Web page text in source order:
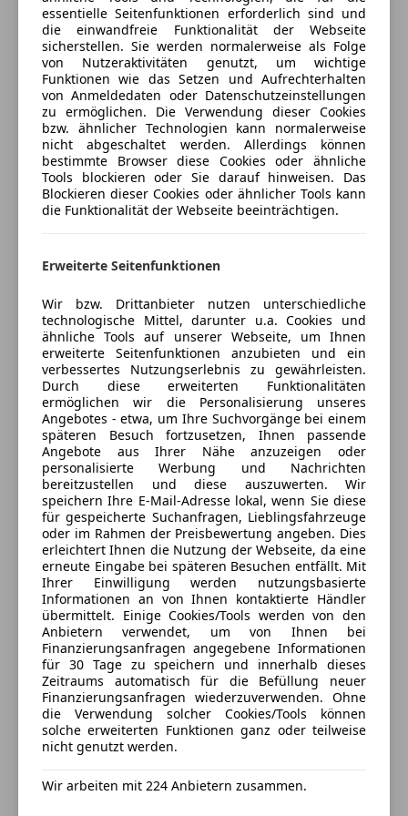
Notrufsystem
Reifendruckkontrollsystem
Seitenairbag
Tagfahrlicht
Totwinkel-Assistent
Traktionskontrolle
Zentralverriegelung
Zentralverriegelung mit Funkfernbedienung
Extras
Innenspiegel automatisch abblendend
Schiebetür
Sprachsteuerung
letzte Wartung bei 149.119km
Sie benötigen eine Unterboden Konservierung,
Alufelgen oder anderes Zubehör?
Gerne machen wir Ihnen ein Angebot.
AUSSTATTUNG:
• Anhängerkupplung
• Anzahl Sitze 5
• Außenspiegel elektrisch verstellbar
• Bordcomputer
• Einparkhilfe vorne & hinten
• Klima
• Nebelscheinwerfer
• Partikelfilter
• Radio : Ford Audiosystem 154
• Servolenkung
• Start/stop System
• Telefon: Vorbereitung mit Bluetooth
• Zentralverriegelung mit Fernbedienung
• elektrische Fensterheber vorne
ÖFFNUNGSZEITEN :
Um Wartezeiten zu vermeiden bitten wir um
Terminvereinbarung!
KEINE ZEIT? Wir bieten Wir bieten Ihnen gerne eine
transparenteVIDEO-BESICHTIGUNGan.
Montag bis Donnerstag von 8 - 11:45 und 12:45 - 18
Uhr
Freischaden-Gutschein ab Stufe 0
Auto einfach online versichern & Rabatt holen
Jetzt berechnen
Verkäufer Händler
Sternebewertung 5 von 5
5 Sterne
Anbieter auf AutoScout24 seit 2011
Verkauf, Samstags nach Termin von 9-12:00 Uhr
Geschlossen
Öffnet um 8:00
Haid 87,
4782 St. Florian am Inn, AT
Kontakt
Michael Lechner
Alle Fahrzeuge des Anbieters
Anbieter kontaktieren
Deine Nachricht
essentielle Seitenfunktionen erforderlich sind und
die einwandfreie Funktionalität der Webseite
sicherstellen. Sie werden normalerweise als Folge
von Nutzeraktivitäten genutzt, um wichtige
Funktionen wie das Setzen und Aufrechterhalten
von Anmeldedaten oder Datenschutzeinstellungen
zu ermöglichen. Die Verwendung dieser Cookies
bzw. ähnlicher Technologien kann normalerweise
nicht abgeschaltet werden. Allerdings können
bestimmte Browser diese Cookies oder ähnliche
Tools blockieren oder Sie darauf hinweisen. Das
Blockieren dieser Cookies oder ähnlicher Tools kann
die Funktionalität der Webseite beeinträchtigen.
Erweiterte Seitenfunktionen
Wir bzw. Drittanbieter nutzen unterschiedliche
technologische Mittel, darunter u.a. Cookies und
ähnliche Tools auf unserer Webseite, um Ihnen
erweiterte Seitenfunktionen anzubieten und ein
verbessertes Nutzungserlebnis zu gewährleisten.
Durch diese erweiterten Funktionalitäten
ermöglichen wir die Personalisierung unseres
Angebotes - etwa, um Ihre Suchvorgänge bei einem
späteren Besuch fortzusetzen, Ihnen passende
Angebote aus Ihrer Nähe anzuzeigen oder
personalisierte Werbung und Nachrichten
bereitzustellen und diese auszuwerten. Wir
speichern Ihre E-Mail-Adresse lokal, wenn Sie diese
für gespeicherte Suchanfragen, Lieblingsfahrzeuge
oder im Rahmen der Preisbewertung angeben. Dies
erleichtert Ihnen die Nutzung der Webseite, da eine
erneute Eingabe bei späteren Besuchen entfällt. Mit
Ihrer Einwilligung werden nutzungsbasierte
Informationen an von Ihnen kontaktierte Händler
übermittelt. Einige Cookies/Tools werden von den
Anbietern verwendet, um von Ihnen bei
Finanzierungsanfragen angegebene Informationen
für 30 Tage zu speichern und innerhalb dieses
Zeitraums automatisch für die Befüllung neuer
Finanzierungsanfragen wiederzuverwenden. Ohne
die Verwendung solcher Cookies/Tools können
solche erweiterten Funktionen ganz oder teilweise
nicht genutzt werden.
Wir arbeiten mit 224 Anbietern zusammen.